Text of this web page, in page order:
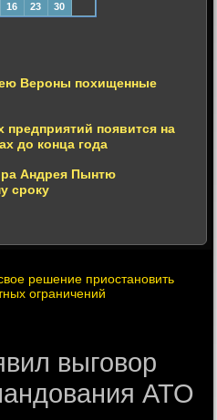
16 23 30
Вероны похищенные
появится на
до конца года
Андрея Пынтю
сроку
решение приостановить
ограничений
выговор
АТО